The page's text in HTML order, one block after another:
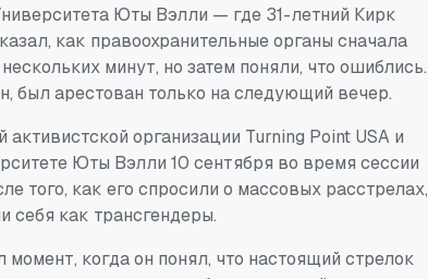
Юты Вэлли — где 31-летний Кирк
как правоохранительные органы сначала
минут, но затем поняли, что ошиблись.
был арестован только на следующий вечер.
организации Turning Point USA и
Юты Вэлли 10 сентября во время сессии
того, как его спросили о массовых расстрелах,
как трансгендеры.
когда он понял, что настоящий стрелок